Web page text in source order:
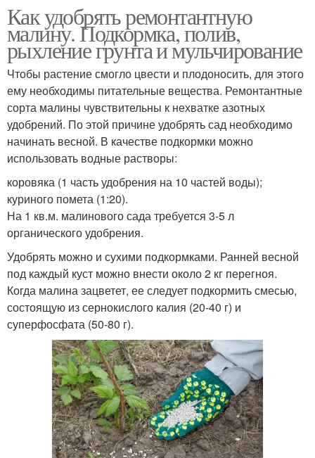
Как удобрять ремонтантную
малину. Подкормка, полив,
рыхление грунта и мульчирование
Чтобы растение смогло цвести и плодоносить, для этого
ему необходимы питательные вещества. Ремонтантные
сорта малины чувствительны к нехватке азотных
удобрений. По этой причине удобрять сад необходимо
начинать весной. В качестве подкормки можно
использовать водные растворы:
коровяка (1 часть удобрения на 10 частей воды);
куриного помета (1:20).
На 1 кв.м. малинового сада требуется 3-5 л
органического удобрения.
Удобрять можно и сухими подкормками. Ранней весной
под каждый куст можно внести около 2 кг перегноя.
Когда малина зацветет, ее следует подкормить смесью,
состоящую из сернокислого калия (20-40 г) и
суперфосфата (50-80 г).